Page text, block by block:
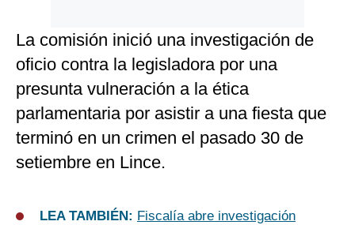
La comisión inició una investigación de
oficio contra la legisladora por una
presunta vulneración a la ética
parlamentaria por asistir a una fiesta que
terminó en un crimen el pasado 30 de
setiembre en Lince.
LEA TAMBIÉN: Fiscalía abre investigación